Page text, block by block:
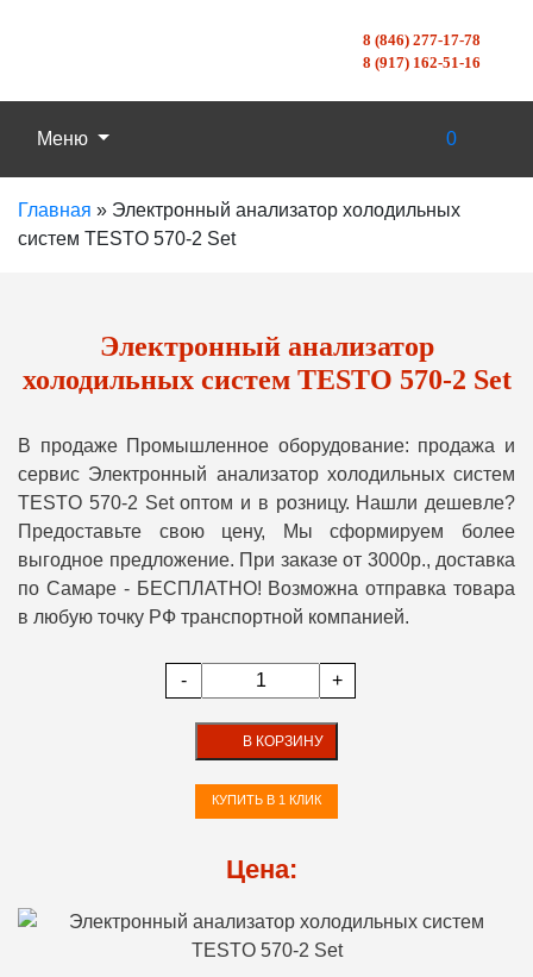
8 (846) 277-17-78
8 (917) 162-51-16
Меню 0
Главная » Электронный анализатор холодильных
систем TESTO 570-2 Set
Электронный анализатор
холодильных систем TESTO 570-2 Set
В продаже Промышленное оборудование: продажа и
сервис Электронный анализатор холодильных систем
TESTO 570-2 Set оптом и в розницу. Нашли дешевле?
Предоставьте свою цену, Мы сформируем более
выгодное предложение. При заказе от 3000р., доставка
по Самаре - БЕСПЛАТНО! Возможна отправка товара
в любую точку РФ транспортной компанией.
- +
В КОРЗИНУ
КУПИТЬ В 1 КЛИК
Цена: